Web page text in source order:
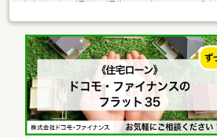
ついているので夏場でも車内温度上昇も
周辺環境◇静かな環境と周辺施設が共存
センタオークワ みえ朝日インター店まで
ファミリーマートまで徒歩7分(約550m)・
スまで徒歩23分(約1800m)・桑名三重信用
2200m)・四日市大矢知郵便局まで徒歩23